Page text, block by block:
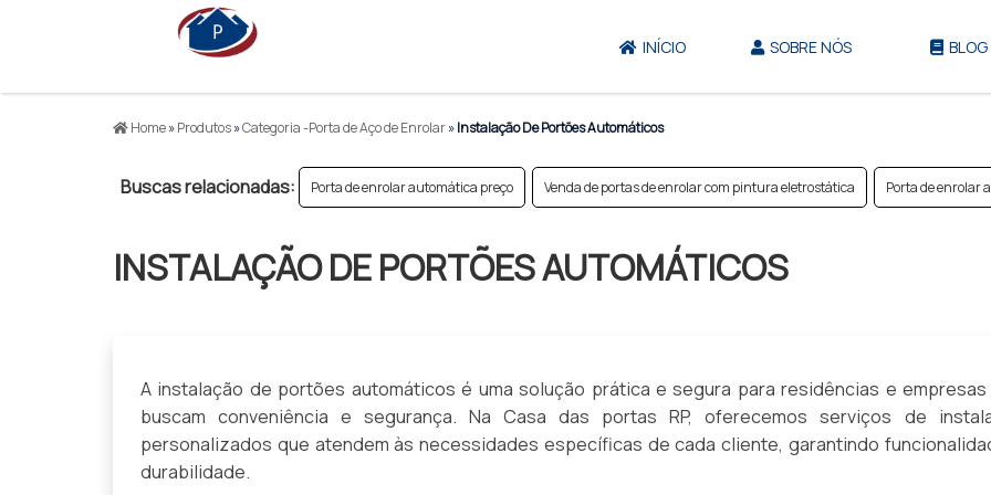
INÍCIO SOBRE NÓS BLOG
Home»Produtos»Categoria -Porta de Aço de Enrolar»Instalação De Portões Automáticos
Buscas relacionadas: Porta de enrolar automática preço Venda de portas de enrolar com pintura eletrostática Porta de enrolar
INSTALAÇÃO DE PORTÕES AUTOMÁTICOS
A instalação de portões automáticos é uma solução prática e segura para residências e
buscam conveniência e segurança. Na Casa das portas RP, oferecemos serviços de
personalizados que atendem às necessidades específicas de cada cliente, garantindo
durabilidade.